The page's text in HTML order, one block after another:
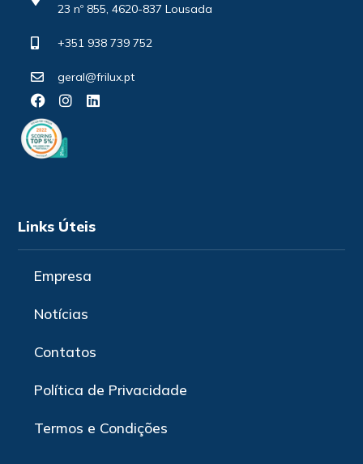
23 nº 855, 4620-837 Lousada
+351 938 739 752
geral@frilux.pt
Links Úteis
Empresa
Notícias
Contatos
Política de Privacidade
Termos e Condições